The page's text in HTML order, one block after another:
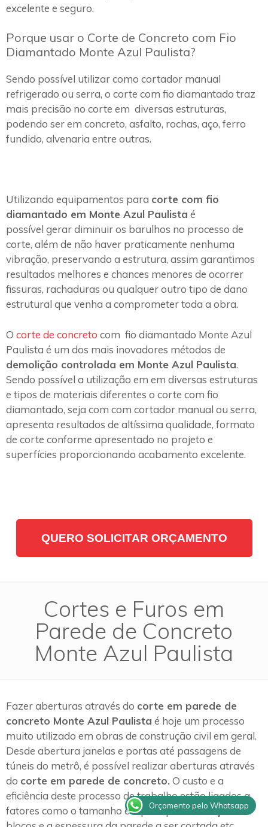
excelente e seguro.
Porque usar o Corte de Concreto com Fio
Diamantado Monte Azul Paulista?
Sendo possível utilizar como cortador manual
refrigerado ou serra, o corte com fio diamantado traz
mais precisão no corte em diversas estruturas,
podendo ser em concreto, asfalto, rochas, aço, ferro
fundido, alvenaria entre outras.
Utilizando equipamentos para corte com fio
diamantado em Monte Azul Paulista é
possível gerar diminuir os barulhos no processo de
corte, além de não haver praticamente nenhuma
vibração, preservando a estrutura, assim garantimos
resultados melhores e chances menores de ocorrer
fissuras, rachaduras ou qualquer outro tipo de dano
estrutural que venha a comprometer toda a obra.
O corte de concreto com fio diamantado Monte Azul
Paulista é um dos mais inovadores métodos de
demolição controlada em Monte Azul Paulista.
Sendo possível a utilização em em diversas estruturas
e tipos de materiais diferentes o corte com fio
diamantado, seja com com cortador manual ou serra,
apresenta resultados de altíssima qualidade, formato
de corte conforme apresentado no projeto e
superfícies proporcionando acabamento excelente.
QUERO SOLICITAR ORÇAMENTO
Cortes e Furos em
Parede de Concreto
Monte Azul Paulista
Fazer aberturas através do corte em parede de
concreto Monte Azul Paulista é hoje um processo
muito utilizado em obras de construção civil em geral.
Desde abertura janelas e portas até passagens de
túneis do metrô, é possível realizar aberturas através
do corte em parede de concreto. O custo e a
eficiência deste processo de trabalho estão ligados a
fatores como o tamanho e o peso para remoção dos
Orçamento pelo Whatsapp